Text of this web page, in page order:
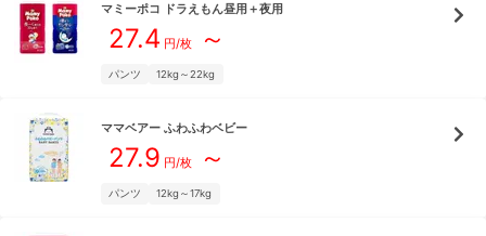
マミーポコ ドラえもん昼用＋夜用
27.4 円/枚～
パンツ 12kg～22kg
ママベアー ふわふわベビー
27.9 円/枚～
パンツ 12kg～17kg